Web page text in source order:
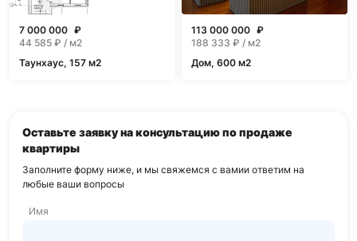
7 000 000 ₽
44 585 ₽ / м2
Таунхаус, 157 м2
113 000 000 ₽
188 333 ₽ / м2
Дом, 600 м2
Оставьте заявку на консультацию по продаже
квартиры
Заполните форму ниже, и мы свяжемся с вамии ответим на
любые ваши вопросы
Имя